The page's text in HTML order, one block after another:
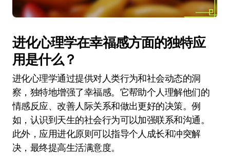
进化心理学在幸福感方面的独特应
用是什么？
进化心理学通过提供对人类行为和社会动态的洞
察，独特地增强了幸福感。它帮助个人理解他们的
情感反应、改善人际关系和做出更好的决策。例
如，认识到天生的社会行为可以加强联系和沟通。
此外，应用进化原则可以指导个人成长和冲突解
决，最终提高生活满意度。